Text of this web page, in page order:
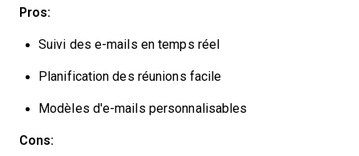
Pros:
Suivi des e-mails en temps réel
Planification des réunions facile
Modèles d'e-mails personnalisables
Cons: